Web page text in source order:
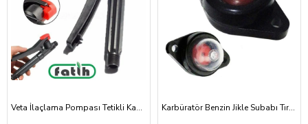
Veta İlaçlama Pompası Tetikli Kabze Akülü, Mekanik 16A, 16T Karbüratör Benzin Jikle Subabı Tırpan ve Testere Vidalı Tip